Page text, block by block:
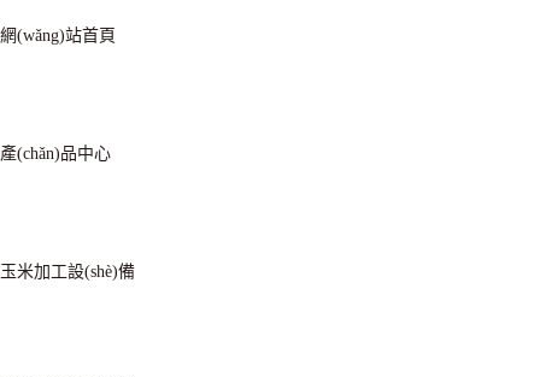
網(wǎng)站首頁
產(chǎn)品中心
玉米加工設(shè)備